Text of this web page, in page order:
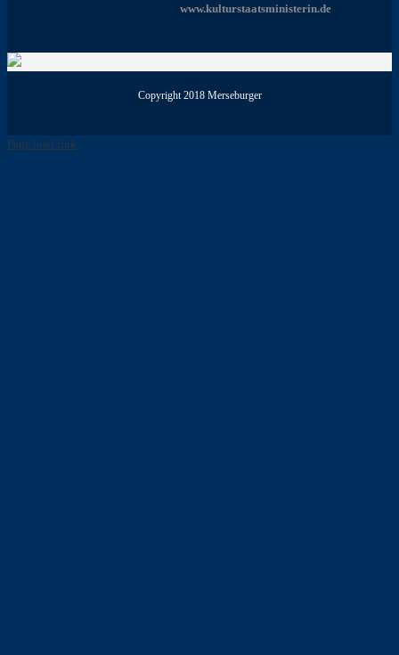
www.kulturstaatsministerin.de
Copyright 2018 Merseburger
Page load link